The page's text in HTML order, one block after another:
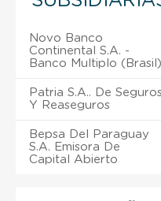
Novo Banco
Continental S.A. -
Banco Multiplo (Brasil)
Patria S.A.. De Seguros
Y Reaseguros
Bepsa Del Paraguay
S.A. Emisora De
Capital Abierto